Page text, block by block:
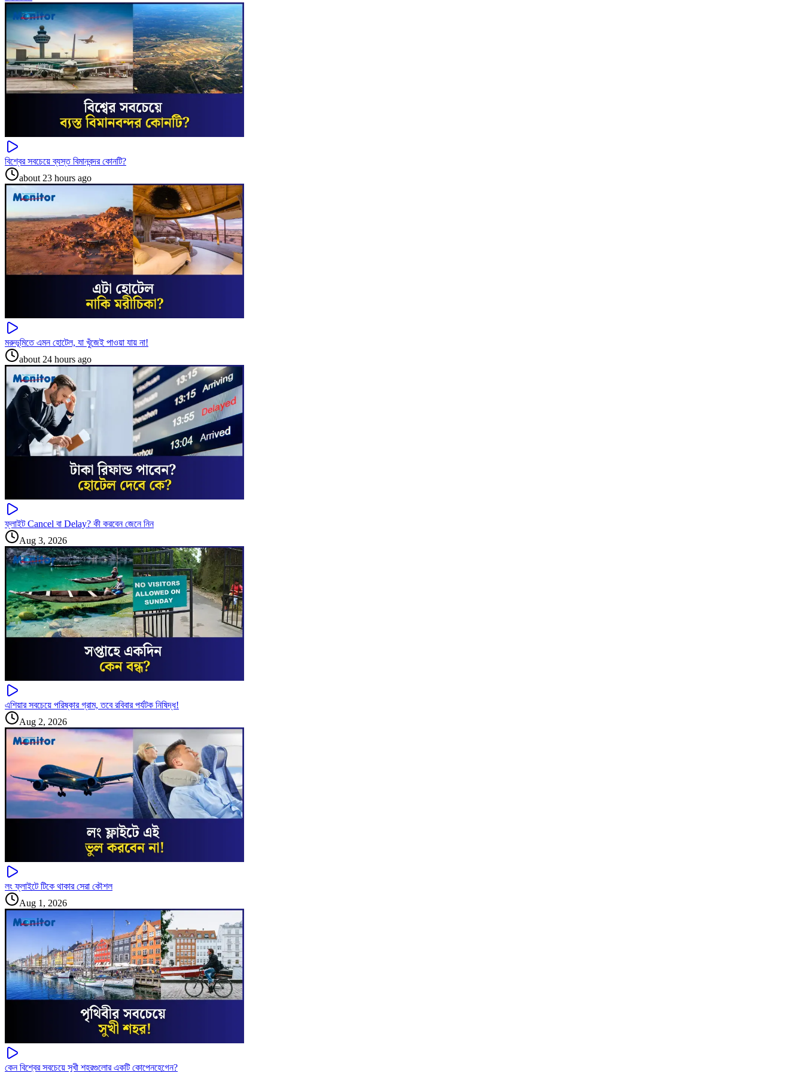
বিশ্বের সবচেয়ে ব্যস্ত বিমানবন্দর কোনটি?
about 23 hours ago
মরুভূমিতে এমন হোটেল, যা খুঁজেই পাওয়া যায় না!
about 24 hours ago
ফ্লাইট Cancel বা Delay? কী করবেন জেনে নিন
Aug 3, 2026
এশিয়ার সবচেয়ে পরিষ্কার গ্রাম, তবে রবিবার পর্যটক নিষিদ্ধ!
Aug 2, 2026
লং ফ্লাইটে টিকে থাকার সেরা কৌশল
Aug 1, 2026
কেন বিশ্বের সবচেয়ে সুখী শহরগুলোর একটি কোপেনহেগেন?